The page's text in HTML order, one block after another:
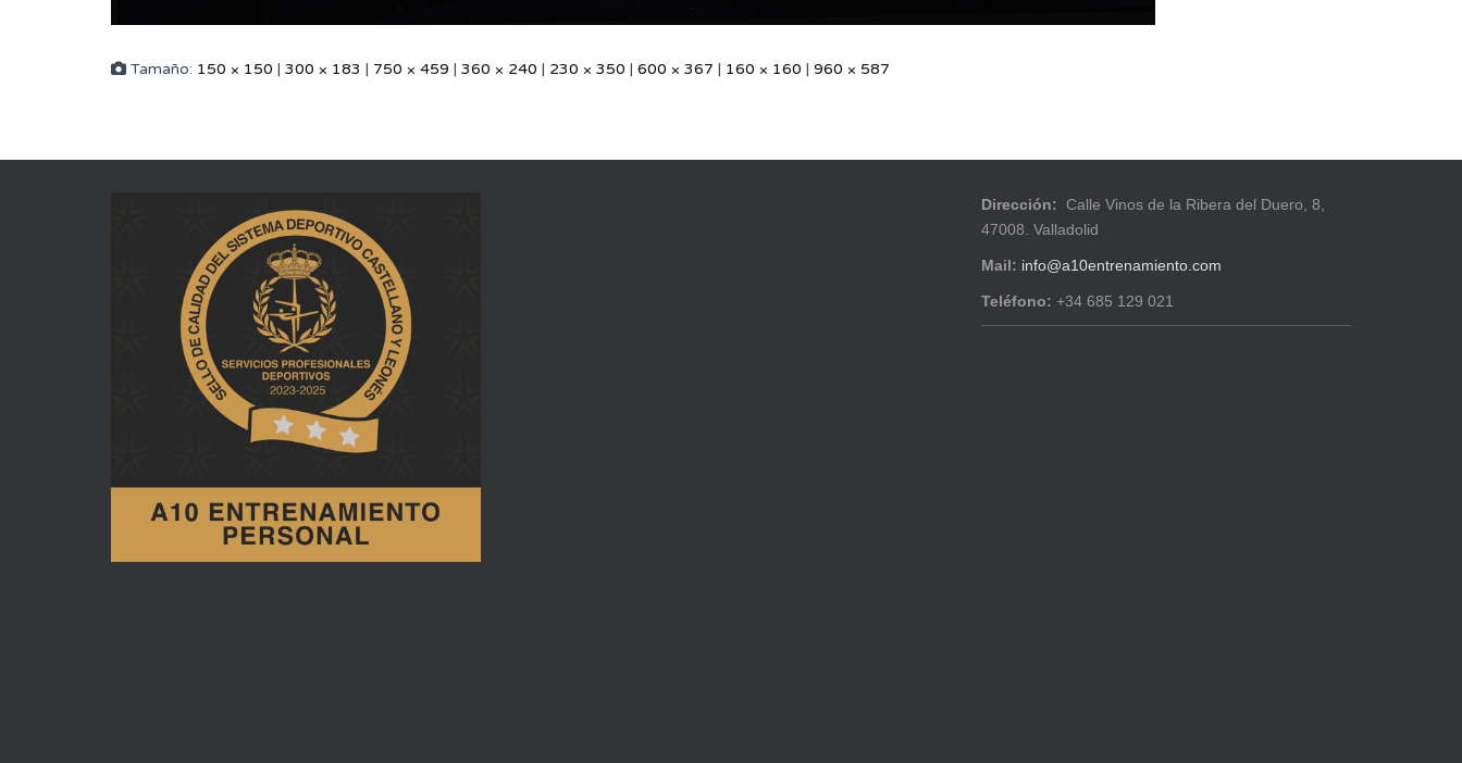
Tamaño: 150 × 150 | 300 × 183 | 750 × 459 | 360 × 240 | 230 × 350 | 600 × 367 | 160 × 160 | 960 × 587
Dirección: Calle Vinos de la Ribera del Duero, 8,
47008. Valladolid
Mail: info@a10entrenamiento.com
Teléfono: +34 685 129 021